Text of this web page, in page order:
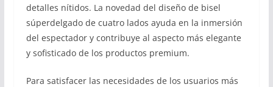
detalles nítidos. La novedad del diseño de bisel
súperdelgado de cuatro lados ayuda en la inmersión
del espectador y contribuye al aspecto más elegante
y sofisticado de los productos premium.
Para satisfacer las necesidades de los usuarios más